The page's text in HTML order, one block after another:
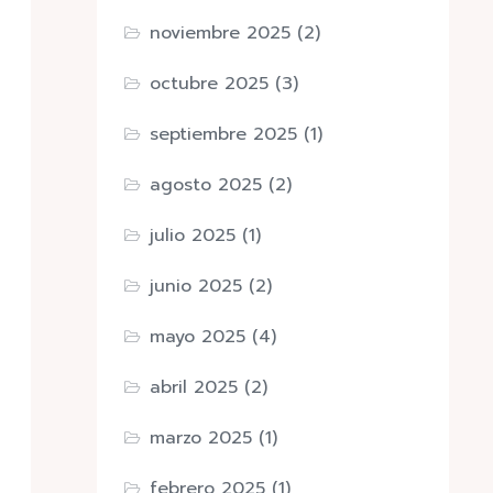
noviembre 2025 (2)
octubre 2025 (3)
septiembre 2025 (1)
agosto 2025 (2)
julio 2025 (1)
junio 2025 (2)
mayo 2025 (4)
abril 2025 (2)
marzo 2025 (1)